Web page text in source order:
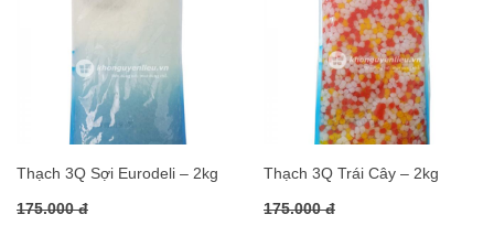
Thạch 3Q Sợi Eurodeli – 2kg
175.000 đ
Thạch 3Q Trái Cây – 2kg
175.000 đ